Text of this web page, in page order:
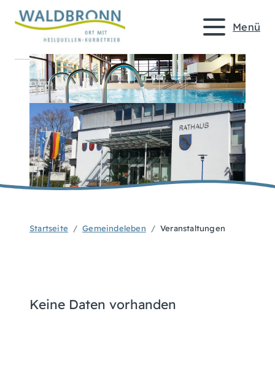
Menü
Startseite Gemeindeleben Veranstaltungen
Keine Daten vorhanden